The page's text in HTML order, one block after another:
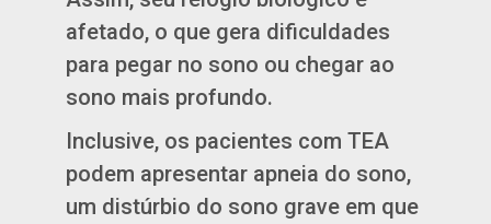
afetado, o que gera dificuldades
para pegar no sono ou chegar ao
sono mais profundo.
Inclusive, os pacientes com TEA
podem apresentar apneia do sono,
um distúrbio do sono grave em que